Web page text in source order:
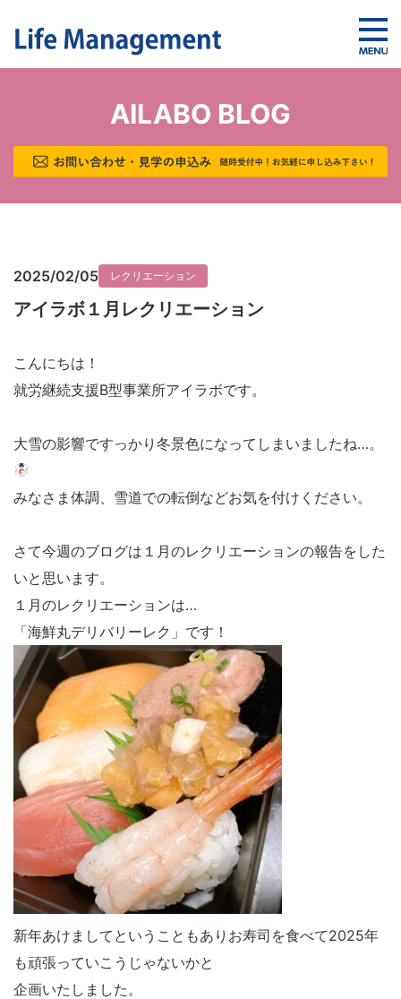
AILABO BLOG
2025/02/05 レクリエーション
アイラボ１月レクリエーション
こんにちは！
就労継続支援B型事業所アイラボです。
大雪の影響ですっかり冬景色になってしまいましたね…。
みなさま体調、雪道での転倒などお気を付けください。
さて今週のブログは１月のレクリエーションの報告をした
いと思います。
１月のレクリエーションは…
「海鮮丸デリバリーレク」です！
新年あけましてということもありお寿司を食べて2025年
も頑張っていこうじゃないかと
企画いたしました。